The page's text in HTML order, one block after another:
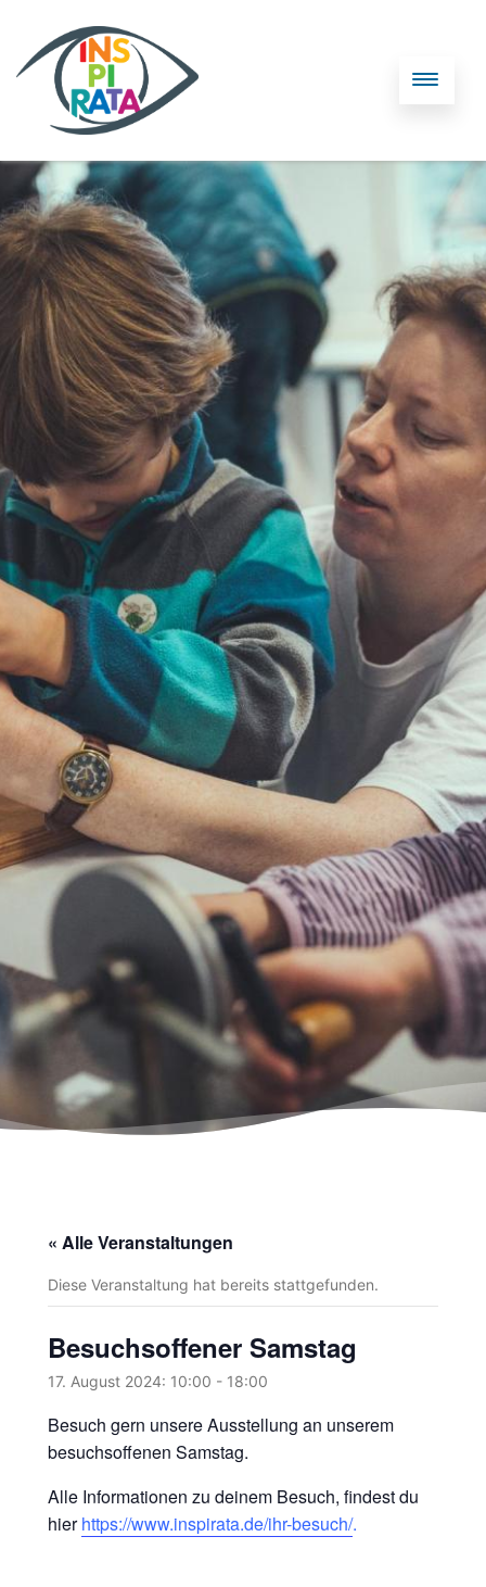
« Alle Veranstaltungen
Diese Veranstaltung hat bereits stattgefunden.
Besuchsoffener Samstag
17. August 2024: 10:00 - 18:00
Besuch gern unsere Ausstellung an unserem
besuchsoffenen Samstag.
Alle Informationen zu deinem Besuch, findest du
hier https://www.inspirata.de/ihr-besuch/.